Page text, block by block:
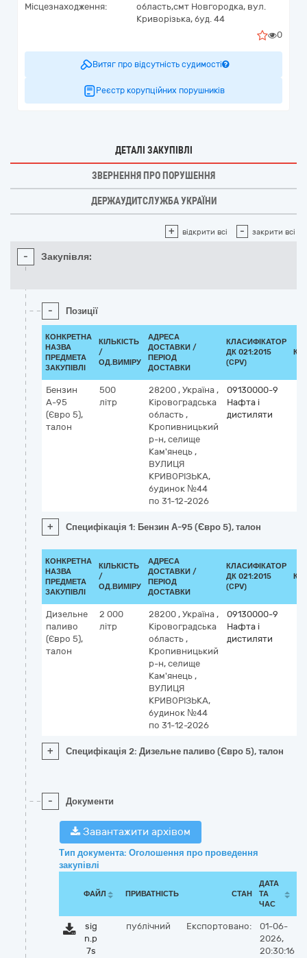
Місцезнаходження:
область,смт Новгородка, вул.
Криворізька, буд. 44
0
Витяг про відсутність судимості
Реєстр корупційних порушників
ДЕТАЛІ ЗАКУПІВЛІ
ЗВЕРНЕННЯ ПРО ПОРУШЕННЯ
ДЕРЖАУДИТСЛУЖБА УКРАЇНИ
+ відкрити всі - закрити всі
- Закупівля:
- Позиції
КОНКРЕТНА
НАЗВА
ПРЕДМЕТА
ЗАКУПІВЛІ
КІЛЬКІСТЬ
/
ОД.ВИМІРУ
АДРЕСА
ДОСТАВКИ /
ПЕРІОД
ДОСТАВКИ
КЛАСИФІКАТОР
ДК 021:2015
(CPV)
Бензин
А-95
(Євро 5),
талон
500
літр
28200 , Україна ,
Кіровоградська
область ,
Кропивницький
р-н, селище
Кам'янець ,
ВУЛИЦЯ
КРИВОРІЗЬКА,
будинок №44
по 31-12-2026
09130000-9
Нафта і
дистиляти
+ Специфікація 1: Бензин А-95 (Євро 5), талон
КОНКРЕТНА
НАЗВА
ПРЕДМЕТА
ЗАКУПІВЛІ
КІЛЬКІСТЬ
/
ОД.ВИМІРУ
АДРЕСА
ДОСТАВКИ /
ПЕРІОД
ДОСТАВКИ
КЛАСИФІКАТОР
ДК 021:2015
(CPV)
Дизельне
паливо
(Євро 5),
талон
2 000
літр
28200 , Україна ,
Кіровоградська
область ,
Кропивницький
р-н, селище
Кам'янець ,
ВУЛИЦЯ
КРИВОРІЗЬКА,
будинок №44
по 31-12-2026
09130000-9
Нафта і
дистиляти
+ Специфікація 2: Дизельне паливо (Євро 5), талон
- Документи
Завантажити архівом
Тип документа: Оголошення про проведення
закупівлі
ФАЙЛ ПРИВАТНІСТЬ СТАН
ДАТА
ТА
ЧАС
sig
n.p
7s
публічний Експортовано:
01-06-
2026,
20:30:16